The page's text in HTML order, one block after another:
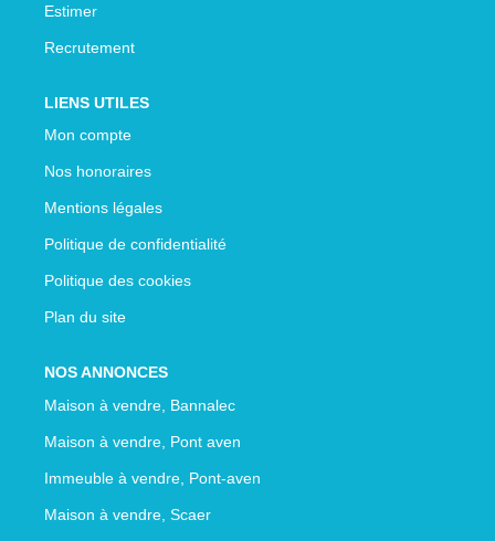
Estimer
Recrutement
LIENS UTILES
Mon compte
Nos honoraires
Mentions légales
Politique de confidentialité
Politique des cookies
Plan du site
NOS ANNONCES
Maison à vendre, Bannalec
Maison à vendre, Pont aven
Immeuble à vendre, Pont-aven
Maison à vendre, Scaer